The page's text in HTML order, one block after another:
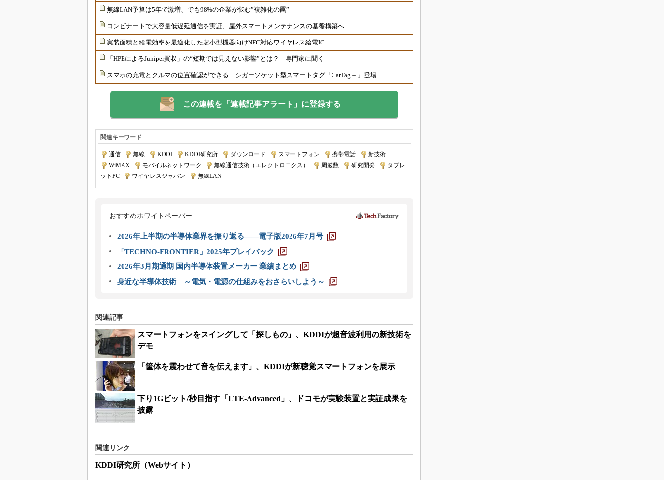
無線LAN予算は5年で激増、でも98%の企業が悩む”複雑化の罠”
コンビナートで大容量低遅延通信を実証、屋外スマートメンテナンスの基盤構築へ
実装面積と給電効率を最適化した超小型機器向けNFC対応ワイヤレス給電IC
「HPEによるJuniper買収」の“短期では見えない影響”とは？ 専門家に聞く
スマホの充電とクルマの位置確認ができる シガーソケット型スマートタグ「CarTag＋」登場
この連載を「連載記事アラート」に登録する
関連キーワード
通信 無線 KDDI KDDI研究所 ダウンロード スマートフォン 携帯電話 新技術
WiMAX
モバイルネットワーク 無線通信技術（エレクトロニクス） 周波数 研究開発
タブレ
ットPC
ワイヤレスジャパン 無線LAN
おすすめホワイトペーパー
2026年上半期の半導体業界を振り返る――電子版2026年7月号
「TECHNO-FRONTIER」2025年プレイバック
2026年3月期通期 国内半導体装置メーカー 業績まとめ
身近な半導体技術 ～電気・電源の仕組みをおさらいしよう～
関連記事
スマートフォンをスイングして「探しもの」、KDDIが超音波利用の新技術を
デモ
「筐体を震わせて音を伝えます」、KDDIが新聴覚スマートフォンを展示
下り1Gビット/秒目指す「LTE-Advanced」、ドコモが実験装置と実証成果を
披露
関連リンク
KDDI研究所（Webサイト）